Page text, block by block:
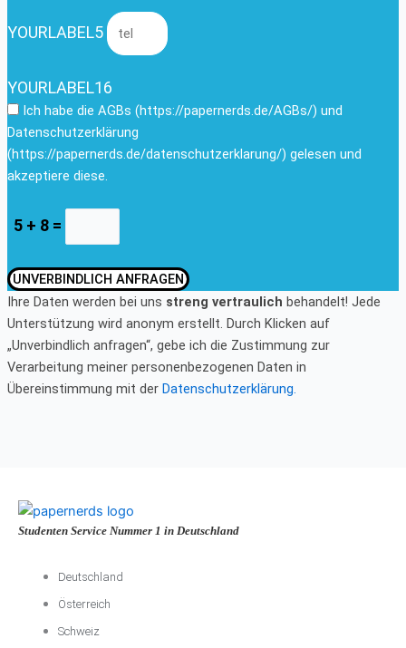
YOURLABEL5
YOURLABEL16
Ich habe die AGBs (https://papernerds.de/AGBs/) und
Datenschutzerklärung
(https://papernerds.de/datenschutzerklarung/) gelesen und
akzeptiere diese.
5 + 8 =
UNVERBINDLICH ANFRAGEN
Ihre Daten werden bei uns streng vertraulich behandelt! Jede
Unterstützung wird anonym erstellt. Durch Klicken auf
„Unverbindlich anfragen“, gebe ich die Zustimmung zur
Verarbeitung meiner personenbezogenen Daten in
Übereinstimmung mit der Datenschutzerklärung.
Studenten Service Nummer 1 in Deutschland
Deutschland
Österreich
Schweiz